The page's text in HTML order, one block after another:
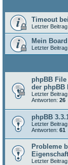
Timeout
Letzter
Mein
Letzter
phpBB
der phpBB
Letzter
Antworten: 26
phpBB
Letzter
Antworten: 61
Probleme
Letzter